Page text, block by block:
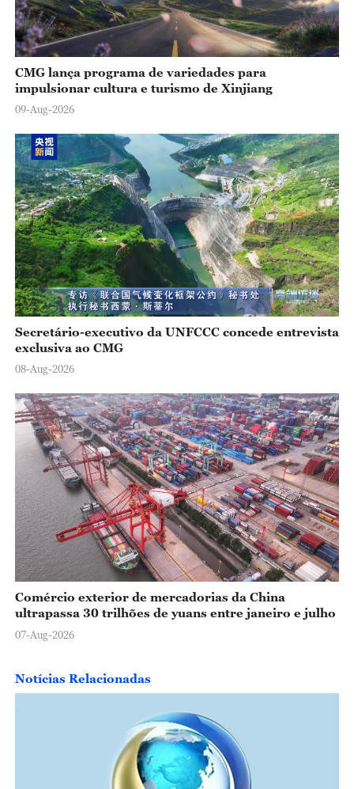
CMG lança programa de variedades para
impulsionar cultura e turismo de Xinjiang
09-Aug-2026
Secretário-executivo da UNFCCC concede entrevista
exclusiva ao CMG
08-Aug-2026
Comércio exterior de mercadorias da China
ultrapassa 30 trilhões de yuans entre janeiro e julho
07-Aug-2026
Notícias Relacionadas